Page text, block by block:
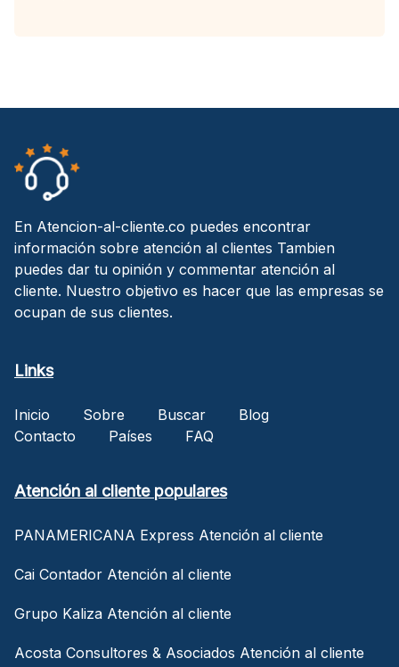
En Atencion-al-cliente.co puedes encontrar
información sobre atención al clientes Tambien
puedes dar tu opinión y commentar atención al
cliente. Nuestro objetivo es hacer que las empresas se
ocupan de sus clientes.
Links
Inicio Sobre Buscar
Blog
Contacto
Países FAQ
Atención al cliente populares
PANAMERICANA Express Atención al cliente
Cai Contador Atención al cliente
Grupo Kaliza Atención al cliente
Acosta Consultores & Asociados Atención al cliente